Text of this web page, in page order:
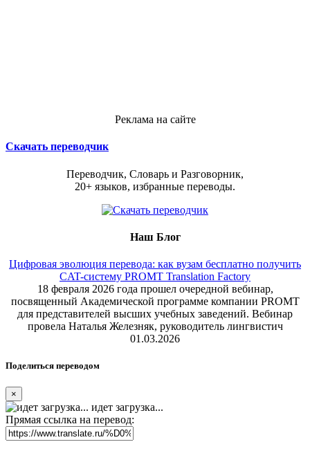
Реклама на сайте
Скачать переводчик
Переводчик, Словарь и Разговорник,
20+ языков, избранные переводы.
Наш Блог
Цифровая эволюция перевода: как вузам бесплатно получить
CAT-систему PROMT Translation Factory
18 февраля 2026 года прошел очередной вебинар,
посвященный Академической программе компании PROMT
для представителей высших учебных заведений. Вебинар
провела Наталья Железняк, руководитель лингвистич
01.03.2026
Поделиться переводом
×
идет загрузка...
Прямая ссылка на перевод: